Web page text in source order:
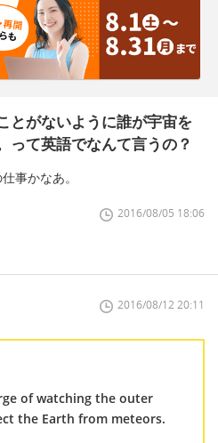
とがないように誰が宇宙を
って英語でなんて言うの？
事かなあ。
2016/08/05 18:06
2016/08/12 20:11
of watching the outer
the Earth from meteors.